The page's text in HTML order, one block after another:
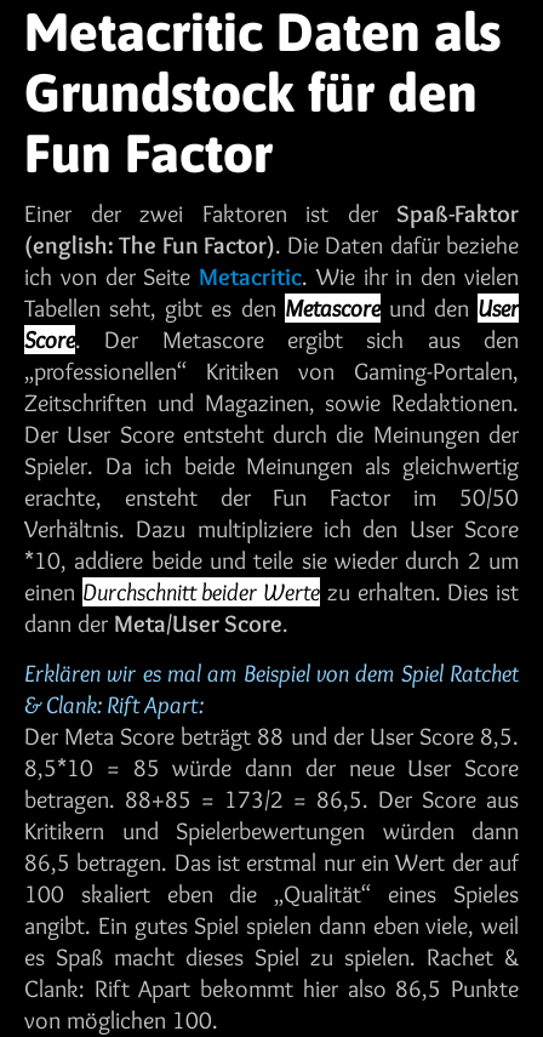
Metacritic Daten als
Grundstock für den
Fun Factor
Einer der zwei Faktoren ist der Spaß-Faktor
(english: The Fun Factor). Die Daten dafür beziehe
ich von der Seite Metacritic. Wie ihr in den vielen
Tabellen seht, gibt es den Metascoreund den User
Score. Der Metascore ergibt sich aus den
„professionellen“ Kritiken von Gaming-Portalen,
Zeitschriften und Magazinen, sowie Redaktionen.
Der User Score entsteht durch die Meinungen der
Spieler. Da ich beide Meinungen als gleichwertig
erachte, ensteht der Fun Factor im 50/50
Verhältnis. Dazu multipliziere ich den User Score
*10, addiere beide und teile sie wieder durch 2 um
einen Durchschnitt beider Werte zu erhalten. Dies ist
dann der Meta/User Score.
Erklären wir es mal am Beispiel von dem Spiel Ratchet
& Clank: Rift Apart:
Der Meta Score beträgt 88 und der User Score 8,5.
8,5*10 = 85 würde dann der neue User Score
betragen. 88+85 = 173/2 = 86,5. Der Score aus
Kritikern und Spielerbewertungen würden dann
86,5 betragen. Das ist erstmal nur ein Wert der auf
100 skaliert eben die „Qualität“ eines Spieles
angibt. Ein gutes Spiel spielen dann eben viele, weil
es Spaß macht dieses Spiel zu spielen. Rachet &
Clank: Rift Apart bekommt hier also 86,5 Punkte
von möglichen 100.